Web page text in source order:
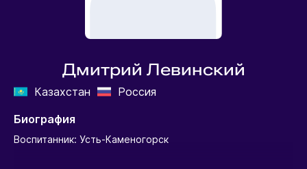
Дмитрий Левинский
Казахстан
Россия
Биография
Воспитанник: Усть-Каменогорск